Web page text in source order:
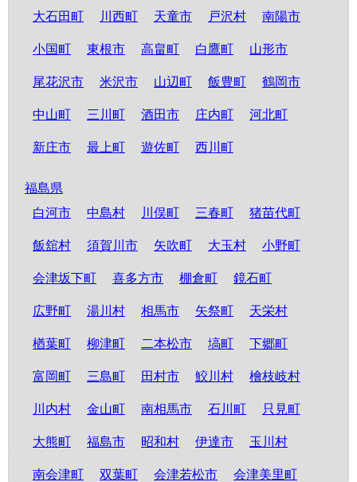
大石田町 川西町 天童市 戸沢村 南陽市
小国町 東根市 高畠町 白鷹町 山形市
尾花沢市 米沢市 山辺町 飯豊町 鶴岡市
中山町 三川町 酒田市 庄内町 河北町
新庄市 最上町 遊佐町 西川町
福島県
白河市
中島村 川俣町 三春町 猪苗代町
飯舘村 須賀川市 矢吹町 大玉村 小野町
会津坂下町 喜多方市 棚倉町 鏡石町
広野町 湯川村 相馬市 矢祭町 天栄村
楢葉町 柳津町 二本松市 塙町 下郷町
富岡町 三島町 田村市 鮫川村 檜枝岐村
川内村 金山町 南相馬市 石川町 只見町
大熊町 福島市 昭和村 伊達市 玉川村
南会津町 双葉町 会津若松市 会津美里町